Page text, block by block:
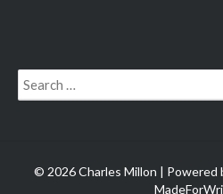
Search
for:
© 2026 Charles Millon | Powered